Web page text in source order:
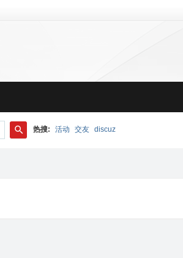
热搜: 活动 交友 discuz